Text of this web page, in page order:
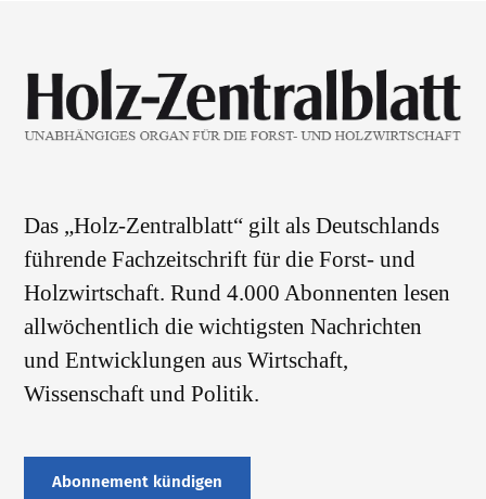
Das „Holz-Zentralblatt“ gilt als Deutschlands
führende Fachzeitschrift für die Forst- und
Holzwirtschaft. Rund 4.000 Abonnenten lesen
allwöchentlich die wichtigsten Nachrichten
und Entwicklungen aus Wirtschaft,
Wissenschaft und Politik.
Abonnement kündigen